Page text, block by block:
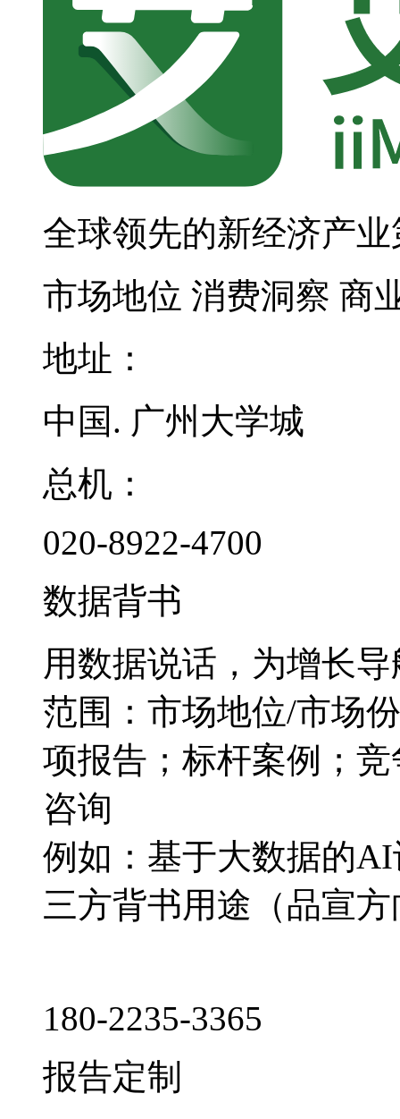
全球领先的新经济产
市场地位 消费洞察 商
地址：
中国. 广州大学城
总机：
020-8922-4700
数据背书
用数据说话，为增长导
范围：市场地位/市场
项报告；标杆案例；
咨询
例如：基于大数据的
三方背书用途（品宣
180-2235-3365
报告定制